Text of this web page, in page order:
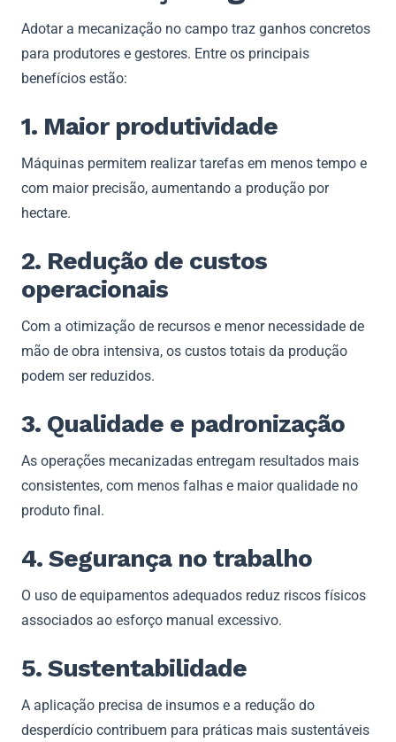
Adotar a mecanização no campo traz ganhos concretos
para produtores e gestores. Entre os principais
benefícios estão:
1. Maior produtividade
Máquinas permitem realizar tarefas em menos tempo e
com maior precisão, aumentando a produção por
hectare.
2. Redução de custos
operacionais
Com a otimização de recursos e menor necessidade de
mão de obra intensiva, os custos totais da produção
podem ser reduzidos.
3. Qualidade e padronização
As operações mecanizadas entregam resultados mais
consistentes, com menos falhas e maior qualidade no
produto final.
4. Segurança no trabalho
O uso de equipamentos adequados reduz riscos físicos
associados ao esforço manual excessivo.
5. Sustentabilidade
A aplicação precisa de insumos e a redução do
desperdício contribuem para práticas mais sustentáveis